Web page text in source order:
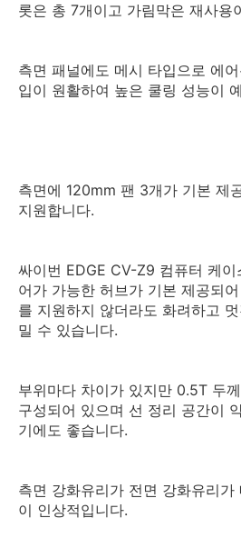
롯은 총 7개이고 가림막은 재사용
측면 패널에도 메시 타입으로 에
입이 원활하여 높은 쿨링 성능이
측면에 120mm 팬 3개가 기본 제
지원합니다.
싸이번 EDGE CV-Z9 컴퓨터 케
어가 가능한 허브가 기본 제공되
를 지원하지 않더라도 화려하고
밀 수 있습니다.
부위마다 차이가 있지만 0.5T 두
구성되어 있으며 선 정리 공간이
기에도 좋습니다.
측면 강화유리가 전면 강화유리
이 인상적입니다.